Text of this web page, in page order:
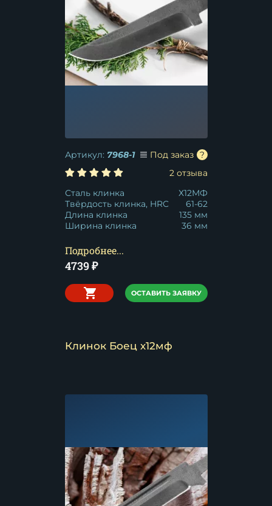
Артикул: 7968-1
Под заказ
2 отзыва
Сталь клинка
Х12МФ
Твёрдость клинка, HRC
61-62
Длина клинка
135 мм
Ширина клинка
36 мм
Подробнее...
4739₽
ОСТАВИТЬ ЗАЯВКУ
Клинок Боец х12мф